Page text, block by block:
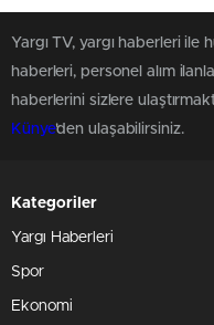
Yargı TV, yargı haberleri ile
haberleri, personel alım
haberlerini sizlere
Künye'den ulaşabilirsiniz.
Kategoriler
Yargı Haberleri
Spor
Ekonomi